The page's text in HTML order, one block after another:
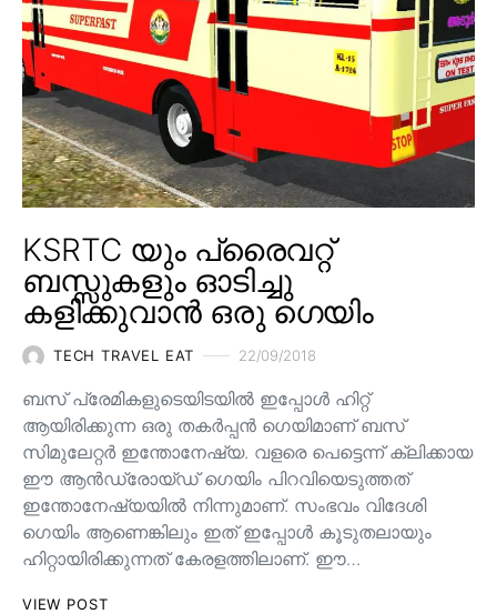
KSRTC യും പ്രൈവറ്റ്
ബസ്സുകളും ഓടിച്ചു
കളിക്കുവാൻ ഒരു ഗെയിം
TECH TRAVEL EAT 22/09/2018
ബസ് പ്രേമികളുടെയിടയില്‍ ഇപ്പോള്‍ ഹിറ്റ്‌
ആയിരിക്കുന്ന ഒരു തകര്‍പ്പന്‍ ഗെയിമാണ് ബസ്
സിമുലേറ്റര്‍ ഇന്തോനേഷ്യ. വളരെ പെട്ടെന്ന് ക്ലിക്കായ
ഈ ആന്‍ഡ്രോയ്ഡ് ഗെയിം പിറവിയെടുത്തത്
ഇന്തോനേഷ്യയില്‍ നിന്നുമാണ്. സംഭവം വിദേശി
ഗെയിം ആണെങ്കിലും ഇത് ഇപ്പോള്‍ കൂടുതലായും
ഹിറ്റായിരിക്കുന്നത് കേരളത്തിലാണ്. ഈ…
VIEW POST